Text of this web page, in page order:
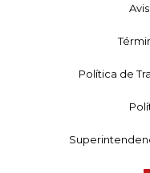
Política de